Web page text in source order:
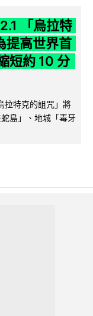
「烏拉特
提高世界首
短約 10 分
拉特克的詛咒」將
島」、地城「毒牙